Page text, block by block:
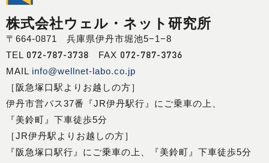
株式会社ウェル・ネット研究所
〒664-0871 兵庫県伊丹市堀池5−1−8
TEL 072-787-3738 FAX 072-787-3736
MAIL info@wellnet-labo.co.jp
［阪急塚口駅よりお越しの方］
伊丹市営バス37番『JR伊丹駅行』にご乗車の上、
『美鈴町』下車徒歩5分
［JR伊丹駅よりお越しの方］
『阪急塚口駅行』にご乗車の上、『美鈴町』下車徒歩5分